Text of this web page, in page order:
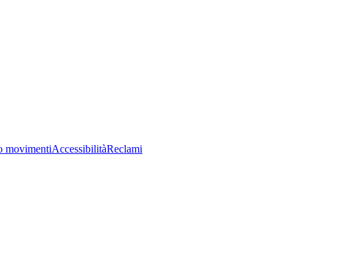
movimentiAccessibilitàReclami